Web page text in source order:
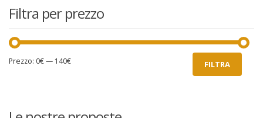
Filtra per prezzo
Prezzo
Prezzo
FILTRA
Prezzo: 0€— 140€